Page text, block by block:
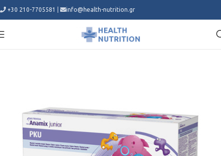
+30 210-7705581 info@health-nutrition.gr